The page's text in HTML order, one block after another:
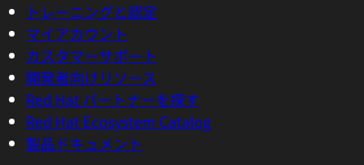
トレーニングと認定
マイアカウント
カスタマーサポート
開発者向けリソース
Red Hat パートナーを探す
Red Hat Ecosystem Catalog
製品ドキュメント